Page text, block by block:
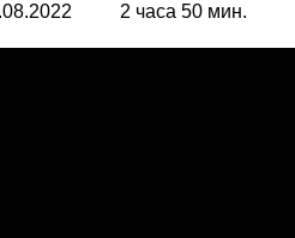
2 часа 50 мин.